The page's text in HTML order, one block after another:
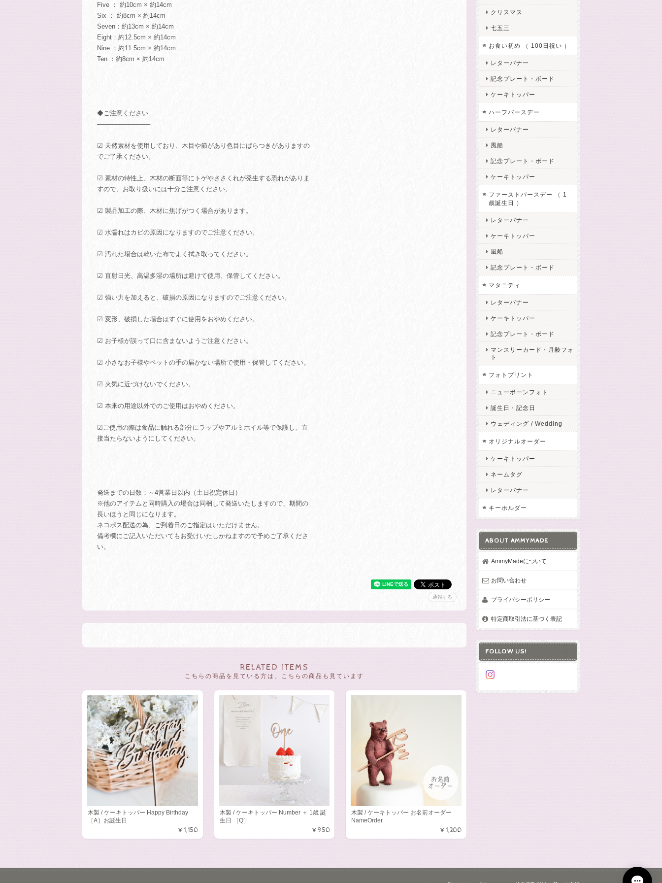
Five ： 約10cm × 約14cm
Six ： 約8cm × 約14cm
Seven：約13cm × 約14cm
Eight：約12.5cm × 約14cm
Nine ：約11.5cm × 約14cm
Ten ：約8cm × 約14cm
◆ご注意ください
────────────
☑ 天然素材を使用しており、木目や節があり色目にばらつきがありますの
でご了承ください。
☑ 素材の特性上、木材の断面等にトゲやささくれが発生する恐れがありま
すので、お取り扱いには十分ご注意ください。
☑ 製品加工の際、木材に焦げがつく場合があります。
☑ 水濡れはカビの原因になりますのでご注意ください。
☑ 汚れた場合は乾いた布でよく拭き取ってください。
☑ 直射日光、高温多湿の場所は避けて使用、保管してください。
☑ 強い力を加えると、破損の原因になりますのでご注意ください。
☑ 変形、破損した場合はすぐに使用をおやめください。
☑ お子様が誤って口に含まないようご注意ください。
☑ 小さなお子様やペットの手の届かない場所で使用・保管してください。
☑ 火気に近づけないでください。
☑ 本来の用途以外でのご使用はおやめください。
☑ご使用の際は食品に触れる部分にラップやアルミホイル等で保護し、直
接当たらないようにしてください。
発送までの日数：～4営業日以内（土日祝定休日）
※他のアイテムと同時購入の場合は同梱して発送いたしますので、期間の
長いほうと同じになります。
ネコポス配送の為、ご到着日のご指定はいただけません。
備考欄にご記入いただいてもお受けいたしかねますので予めご了承くださ
い。
通報する
RELATED ITEMS
こちらの商品を見ている方は、こちらの商品も見ています
木製 / ケーキトッパー Happy Birthday
［A］お誕生日
¥1,150
木製 / ケーキトッパー Number ＋ 1歳 誕
生日 ［Q］
¥950
木製 / ケーキトッパー お名前オーダー
NameOrder
¥1,200
クリスマス
七五三
お食い初め （ 100日祝い ）
レターバナー
記念プレート・ボード
ケーキトッパー
ハーフバースデー
レターバナー
風船
記念プレート・ボード
ケーキトッパー
ファーストバースデー （ 1
歳誕生日 ）
レターバナー
ケーキトッパー
風船
記念プレート・ボード
マタニティ
レターバナー
ケーキトッパー
記念プレート・ボード
マンスリーカード・月齢フォ
ト
フォトプリント
ニューボーンフォト
誕生日・記念日
ウェディング / Wedding
オリジナルオーダー
ケーキトッパー
ネームタグ
レターバナー
キーホルダー
ABOUT AMMYMADE
AmmyMadeについて
お問い合わせ
プライバシーポリシー
特定商取引法に基づく表記
FOLLOW US!